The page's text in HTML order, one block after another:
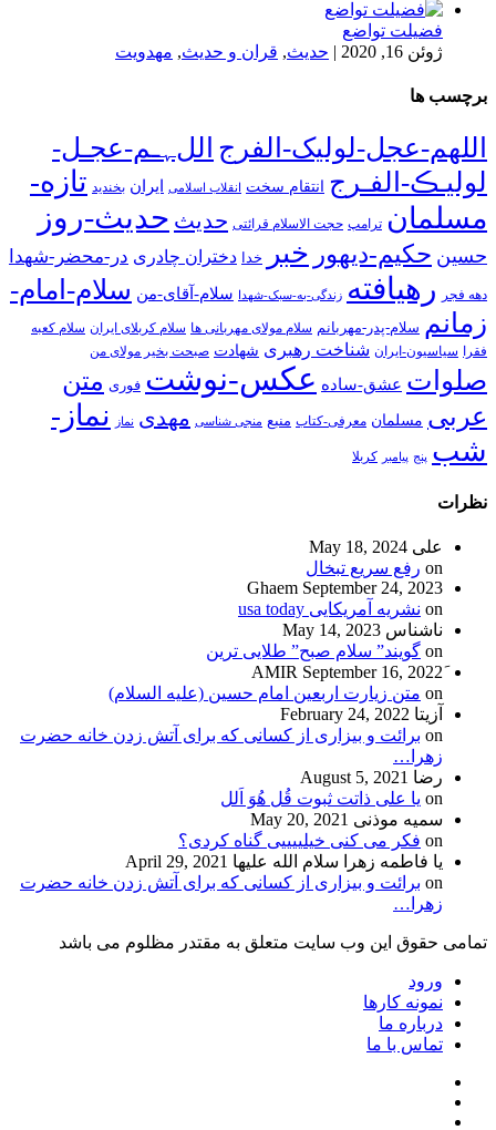
فضیلت تواضع
ژوئن 16, 2020
| حدیث, قران و حدیث, مهدویت
برچسب ها
اللهم-عجل-لولیک-الفرج اللﮩـم-عجـل-
لولیـڪ-الفـرج انتقام سخت انقلاب اسلامی ایران بخندید تازه-
مسلمان ترامپ حجت الاسلام قرائتی حدیث حدیث-روز
حسین حکیم-دیهور خبر خدا دختران چادری در-محضر-شهدا
دهه فجر رهیافته زندگی-به-سبک-شهدا سلام-آقای-من سلام-امام-
زمانم سلام-پدر-مهربانم سلام مولای مهربانی ها سلام کربلای ایران سلام کعبه
فقرا سیاسیون-ایران شناخت رهبری شهادت صبحت بخیر مولای من
صلوات عشق-ساده عکس-نوشت فوری متن
عربی مسلمان معرفی-کتاب منبع منجی شناسی مهدی نماز
نماز-
شب پنج پیامبر کربلا
نظرات
علی May 18, 2024
on رفع سریع تبخال
Ghaem September 24, 2023
on نشریه آمریکایی usa today
ناشناس May 14, 2023
on گویند” سلام صبح” طلایی ترین
September 16, 2022
on متن زیارت اربعین امام حسین (علیه السلام)
آزیتا February 24, 2022
on برائت و بیزاری از کسانی که برای آتش زدن خانه حضرت
زهرا…
رضا August 5, 2021
on یا علی ذاتت ثبوت قُل هُوَ اَلل
سمیه موذنی May 20, 2021
on فکر می کنی خیلییییی گناه کردی؟
یا فاطمه زهرا سلام الله علیها April 29, 2021
on برائت و بیزاری از کسانی که برای آتش زدن خانه حضرت
زهرا…
تمامی حقوق این وب سایت متعلق به مقتدر مظلوم می باشد
ورود
نمونه کارها
درباره ما
تماس با ما